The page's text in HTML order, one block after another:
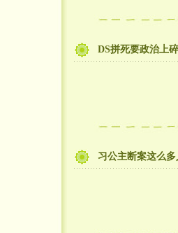
DS拼死要政治上
习公主断案这么